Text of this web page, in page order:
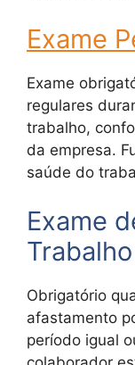
Exame
Exame
regulares
trabalho,
da empresa.
saúde do
Exame
Trabalho
Obrigatório
afastamento
período igual